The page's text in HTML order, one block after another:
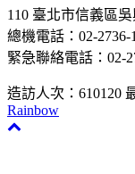
110 臺北市信義區
總機電話：02-2736-
緊急聯絡電話：02-
造訪人次：610120
Rainbow